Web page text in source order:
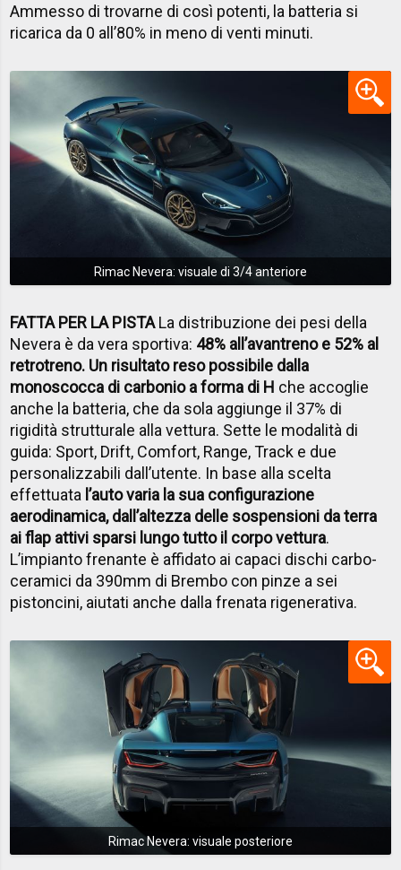
Ammesso di trovarne di così potenti, la batteria si
ricarica da 0 all’80% in meno di venti minuti.
Rimac Nevera: visuale di 3/4 anteriore
FATTA PER LA PISTALa distribuzione dei pesi della
Nevera è da vera sportiva: 48% all’avantreno e 52% al
retrotreno. Un risultato reso possibile dalla
monoscocca di carbonio a forma di H che accoglie
anche la batteria, che da sola aggiunge il 37% di
rigidità strutturale alla vettura. Sette le modalità di
guida: Sport, Drift, Comfort, Range, Track e due
personalizzabili dall’utente. In base alla scelta
effettuata l’auto varia la sua configurazione
aerodinamica, dall’altezza delle sospensioni da terra
ai flap attivi sparsi lungo tutto il corpo vettura.
L’impianto frenante è affidato ai capaci dischi carbo-
ceramici da 390mm di Brembo con pinze a sei
pistoncini, aiutati anche dalla frenata rigenerativa.
Rimac Nevera: visuale posteriore